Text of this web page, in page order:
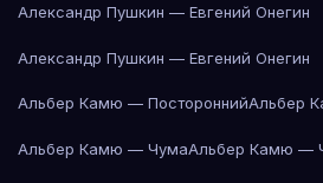
Александр Пушкин — Евгений Онегин
Александр Пушкин — Евгений Онегин
Альбер Камю — ПостороннийАльбер
Альбер Камю — ЧумаАльбер Камю —